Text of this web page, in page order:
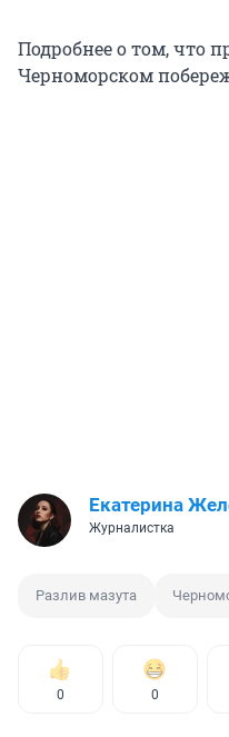
Подробнее о том, что
Черноморском
Екатерина
Журналистка
Разлив мазута
0 0